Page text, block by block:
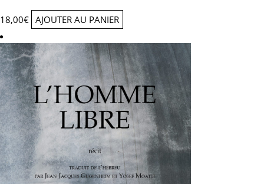
18,00€ AJOUTER AU PANIER